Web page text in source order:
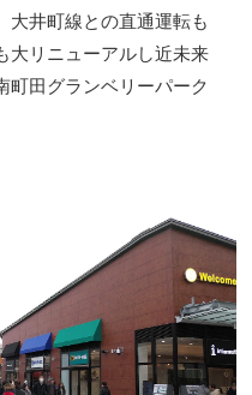
大井町線との直通運転も
大リニューアルし近未来
町田グランベリーパーク